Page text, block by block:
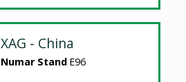
XAG - China
Numar Stand E96